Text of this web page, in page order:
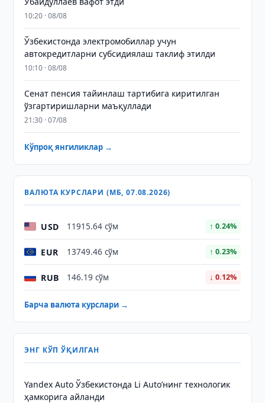
10:20 · 08/08
Ўзбекистонда электромобиллар учун
автокредитларни субсидиялаш таклиф этилди
10:10 · 08/08
Сенат пенсия тайинлаш тартибига киритилган
ўзгартиришларни маъқуллади
21:30 · 07/08
Кўпроқ янгиликлар →
ВАЛЮТА КУРСЛАРИ (МБ, 07.08.2026)
USD 11915.64 сўм ↑ 0.24%
EUR 13749.46 сўм ↑ 0.23%
RUB 146.19 сўм ↓ 0.12%
Барча валюта курслари →
ЭНГ КЎП ЎҚИЛГАН
Yandex Auto Ўзбекистонда Li Auto’нинг технологик
ҳамкорига айланди